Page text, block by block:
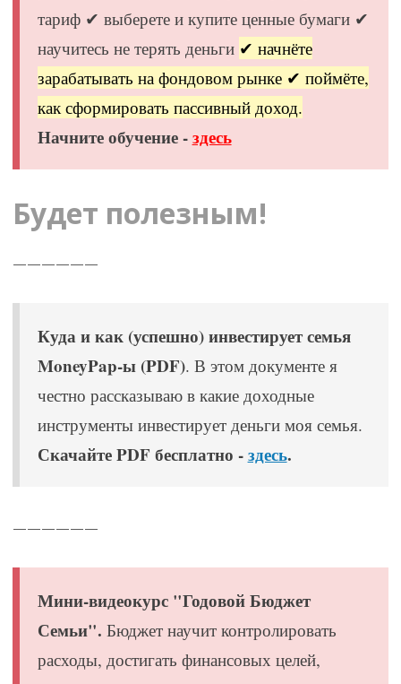
тариф ✔ выберете и купите ценные бумаги ✔
научитесь не терять деньги ✔ начнёте
зарабатывать на фондовом рынке ✔ поймёте,
как сформировать пассивный доход.
Начните обучение -здесь
Будет полезным!
——————
Куда и как (успешно) инвестирует семья
MoneyPap-ы (PDF). В этом документе я
честно рассказываю в какие доходные
инструменты инвестирует деньги моя семья.
Скачайте PDF бесплатно -здесь.
——————
Мини-видеокурс "Годовой Бюджет
Семьи". Бюджет научит контролировать
расходы, достигать финансовых целей,